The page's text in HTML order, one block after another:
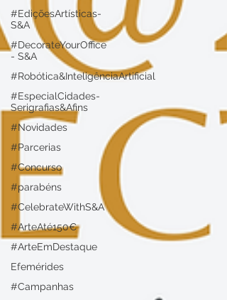
#EdiçõesArtísticas-
S&A
#DecorateYourOffice
- S&A
#Robótica&InteligênciaArtificial
#EspecialCidades-
Serigrafias&Afins
#Novidades
#Parcerias
#Concurso
#parabéns
#CelebrateWithS&A
#ArteAté150€
#ArteEmDestaque
Efemérides
#Campanhas